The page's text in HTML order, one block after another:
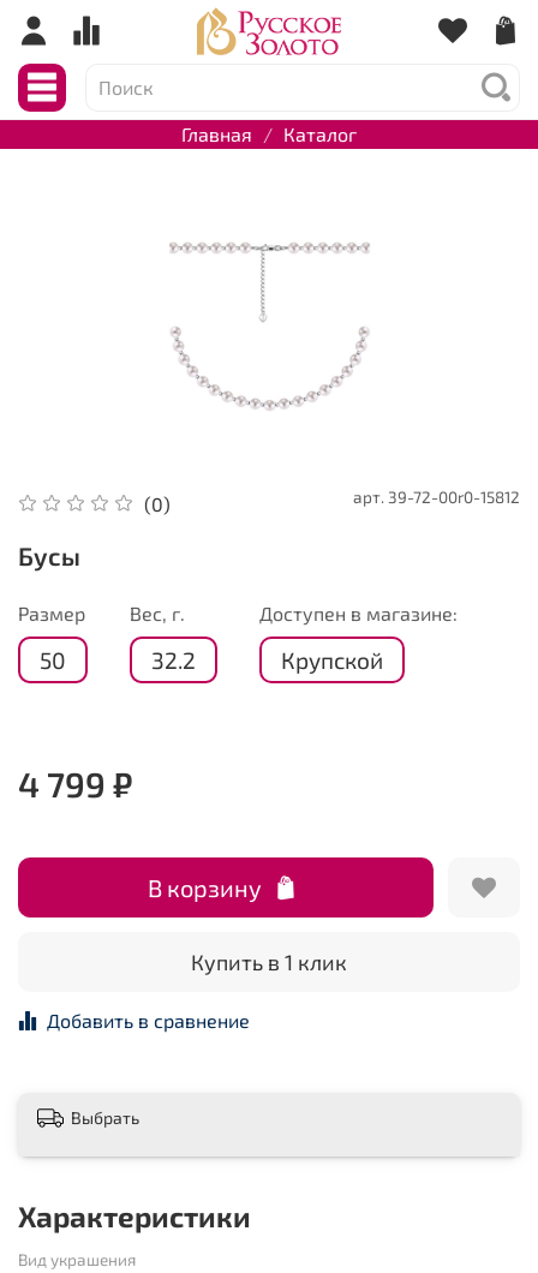
Главная Каталог
(0) арт. 39-72-00r0-15812
Бусы
Размер
50
Вес, г.
32.2
Доступен в магазине:
Крупской
4 799 ₽
В корзину
Купить в 1 клик
Добавить в сравнение
Выбрать
Характеристики
Вид украшения